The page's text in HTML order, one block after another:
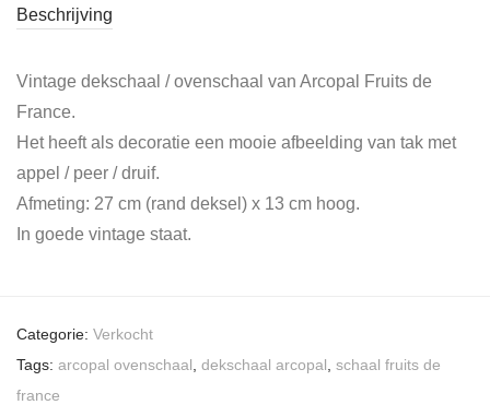
Beschrijving
Vintage dekschaal / ovenschaal van Arcopal Fruits de
France.
Het heeft als decoratie een mooie afbeelding van tak met
appel / peer / druif.
Afmeting: 27 cm (rand deksel) x 13 cm hoog.
In goede vintage staat.
Categorie: Verkocht
Tags: arcopal ovenschaal dekschaal arcopal schaal fruits de
france